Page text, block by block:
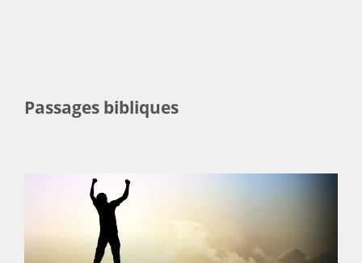
Passages bibliques